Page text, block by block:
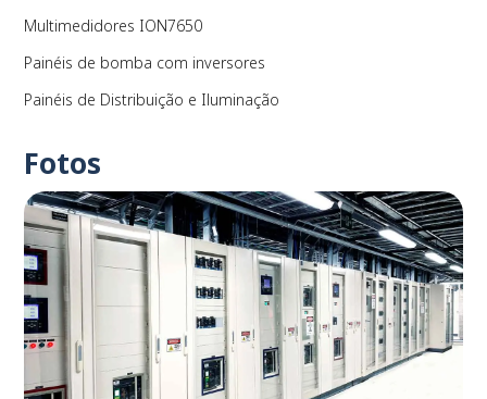
Multimedidores ION7650
Painéis de bomba com inversores
Painéis de Distribuição e Iluminação
Fotos